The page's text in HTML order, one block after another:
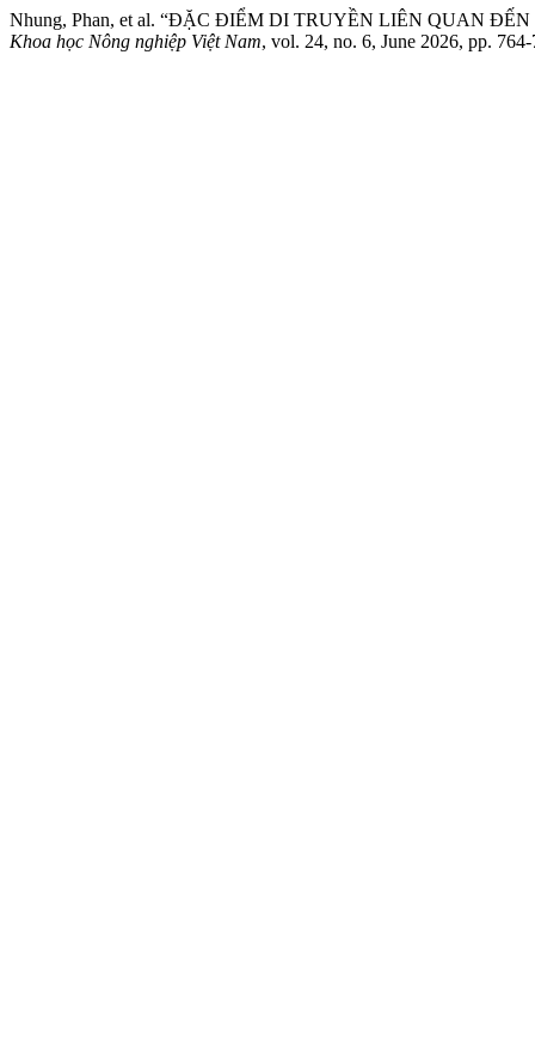
Nhung, Phan, et al. “ĐẶC ĐIỂM DI TRUYỀN LIÊN QUAN
Khoa học Nông nghiệp Việt Nam, vol. 24, no. 6, June 2026, pp.